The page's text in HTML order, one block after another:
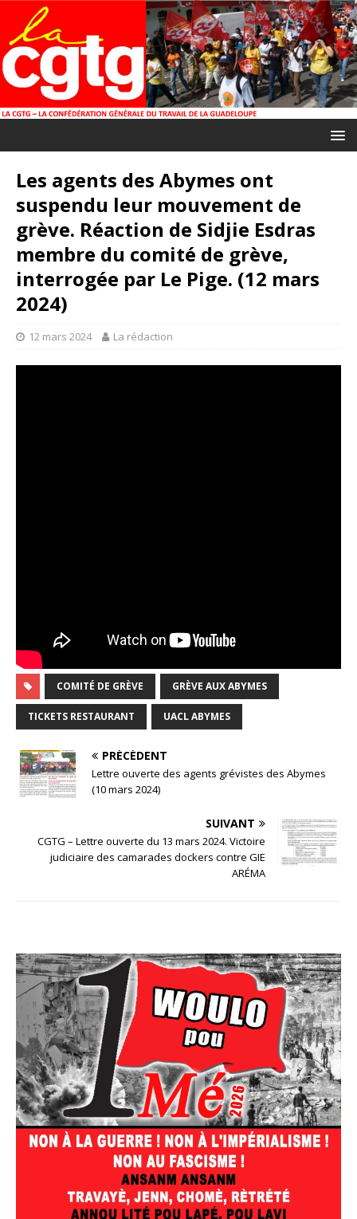
Les agents des Abymes ont
suspendu leur mouvement de
grève. Réaction de Sidjie Esdras
membre du comité de grève,
interrogée par Le Pige. (12 mars
2024)
12 mars 2024 La rédaction
COMITÉ DE GRÈVE GRÈVE AUX ABYMES
TICKETS RESTAURANT UACL ABYMES
PRÉCÉDENT
Lettre ouverte des agents grévistes des Abymes
(10 mars 2024)
SUIVANT
CGTG – Lettre ouverte du 13 mars 2024. Victoire
judiciaire des camarades dockers contre GIE
ARÉMA